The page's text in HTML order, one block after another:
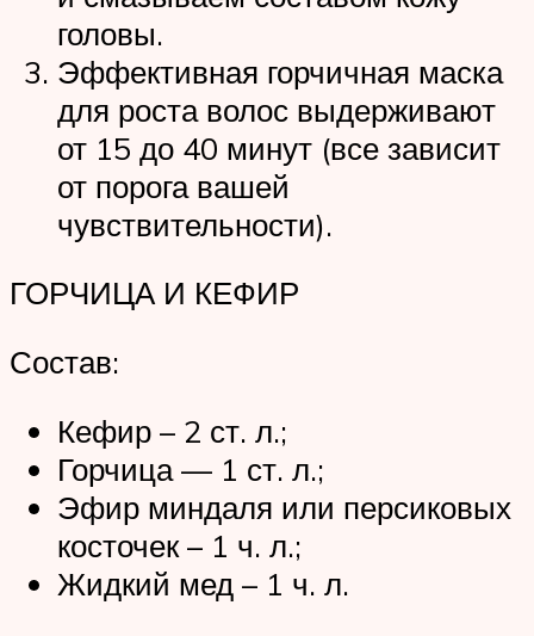
головы.
Эффективная горчичная маска
для роста волос выдерживают
от 15 до 40 минут (все зависит
от порога вашей
чувствительности).
ГОРЧИЦА И КЕФИР
Состав:
Кефир – 2 ст. л.;
Горчица — 1 ст. л.;
Эфир миндаля или персиковых
косточек – 1 ч. л.;
Жидкий мед – 1 ч. л.